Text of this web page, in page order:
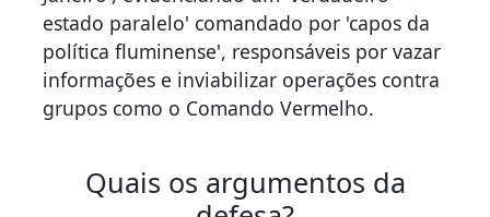
estado paralelo' comandado por 'capos da
política fluminense', responsáveis por vazar
informações e inviabilizar operações contra
grupos como o Comando Vermelho.
Quais os argumentos da